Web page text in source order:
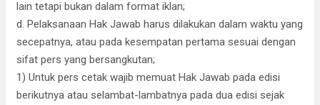
lain tetapi bukan dalam format iklan;
d. Pelaksanaan Hak Jawab harus dilakukan dalam waktu yang
secepatnya, atau pada kesempatan pertama sesuai dengan
sifat pers yang bersangkutan;
1) Untuk pers cetak wajib memuat Hak Jawab pada edisi
berikutnya atau selambat-lambatnya pada dua edisi sejak